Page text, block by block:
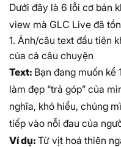
Dưới đây là 6 lỗi cơ bản
view mà GLC Live đã
1. Ảnh/câu text đầu tiên
của cả câu chuyện
Text: Bạn đang muốn kể
làm đẹp “trả góp” của
nghĩa, khó hiểu, chúng
tiếp vào nỗi đau của
Ví dụ: Từ vịt hoá thiên